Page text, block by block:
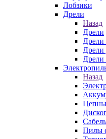
Лобзики
Дрели
Назад
Дрели
Дрели
Дрели
Дрели
Назад
Пилы